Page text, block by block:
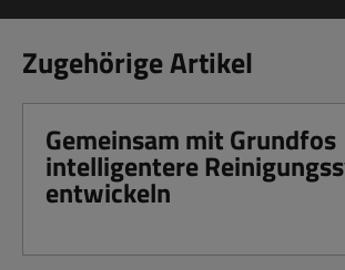
Zugehörige Artikel
Gemeinsam mit Grundfos
intelligentere
entwickeln